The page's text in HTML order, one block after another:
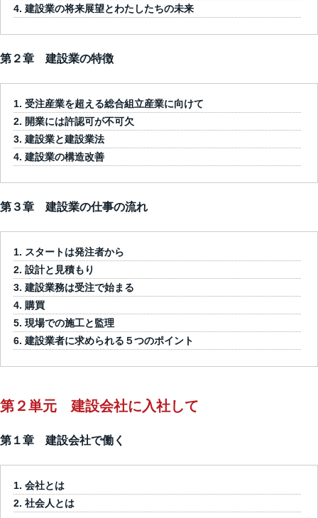
建設業の将来展望とわたしたちの未来
第２章 建設業の特徴
受注産業を超える総合組立産業に向けて
開業には許認可が不可欠
建設業と建設業法
建設業の構造改善
第３章 建設業の仕事の流れ
スタートは発注者から
設計と見積もり
建設業務は受注で始まる
購買
現場での施工と監理
建設業者に求められる５つのポイント
第２単元 建設会社に入社して
第１章 建設会社で働く
会社とは
社会人とは